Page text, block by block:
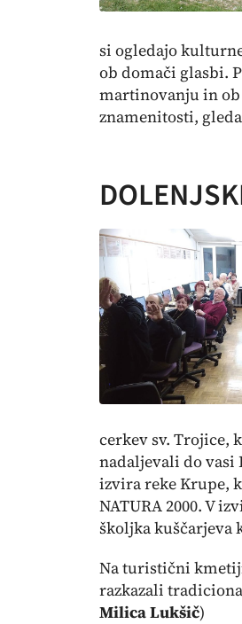
si ogledajo
ob domači glasbi.
martinovanju in
znamenitosti,
cerkev sv. Trojice,
nadaljevali do vasi
izvira reke Krupe,
NATURA 2000. V
školjka kuščarjeva
Na turistični
razkazali
Milica Lukšič)